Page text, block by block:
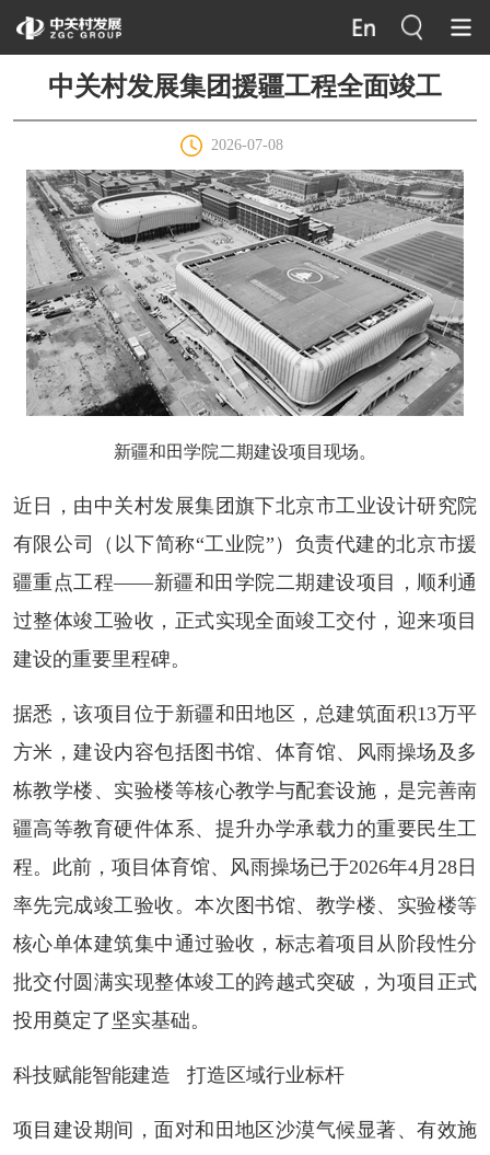
中关村发展集团援疆工程全面竣工
2026-07-08
新疆和田学院二期建设项目现场。
近日，由中关村发展集团旗下北京市工业设计研究院
有限公司（以下简称“工业院”）负责代建的北京市援
疆重点工程——新疆和田学院二期建设项目，顺利通
过整体竣工验收，正式实现全面竣工交付，迎来项目
建设的重要里程碑。
据悉，该项目位于新疆和田地区，总建筑面积13万平
方米，建设内容包括图书馆、体育馆、风雨操场及多
栋教学楼、实验楼等核心教学与配套设施，是完善南
疆高等教育硬件体系、提升办学承载力的重要民生工
程。此前，项目体育馆、风雨操场已于2026年4月28日
率先完成竣工验收。本次图书馆、教学楼、实验楼等
核心单体建筑集中通过验收，标志着项目从阶段性分
批交付圆满实现整体竣工的跨越式突破，为项目正式
投用奠定了坚实基础。
科技赋能智能建造 打造区域行业标杆
项目建设期间，面对和田地区沙漠气候显著、有效施